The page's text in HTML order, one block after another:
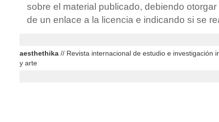
sobre el material publicado, debiendo
de un enlace a la licencia e indicando si se
aesthethika // Revista internacional de estudio e investigación
y arte